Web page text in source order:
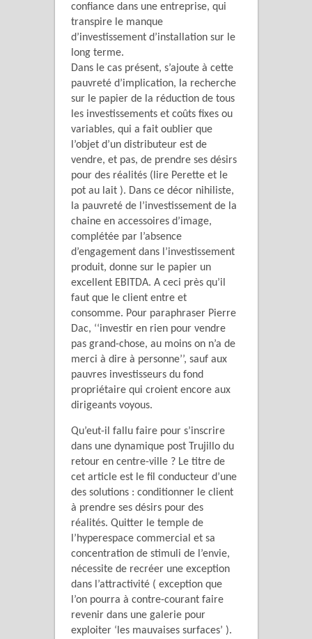
confiance dans une entreprise, qui
transpire le manque
d’investissement d’installation sur le
long terme.
Dans le cas présent, s’ajoute à cette
pauvreté d’implication, la recherche
sur le papier de la réduction de tous
les investissements et coûts fixes ou
variables, qui a fait oublier que
l’objet d’un distributeur est de
vendre, et pas, de prendre ses désirs
pour des réalités (lire Perette et le
pot au lait ). Dans ce décor nihiliste,
la pauvreté de l’investissement de la
chaine en accessoires d’image,
complétée par l’absence
d’engagement dans l’investissement
produit, donne sur le papier un
excellent EBITDA. A ceci près qu’il
faut que le client entre et
consomme. Pour paraphraser Pierre
Dac, ‘‘investir en rien pour vendre
pas grand-chose, au moins on n’a de
merci à dire à personne’’, sauf aux
pauvres investisseurs du fond
propriétaire qui croient encore aux
dirigeants voyous.
Qu’eut-il fallu faire pour s’inscrire
dans une dynamique post Trujillo du
retour en centre-ville ? Le titre de
cet article est le fil conducteur d’une
des solutions : conditionner le client
à prendre ses désirs pour des
réalités. Quitter le temple de
l’hyperespace commercial et sa
concentration de stimuli de l’envie,
nécessite de recréer une exception
dans l’attractivité ( exception que
l’on pourra à contre-courant faire
revenir dans une galerie pour
exploiter ‘les mauvaises surfaces’ ).